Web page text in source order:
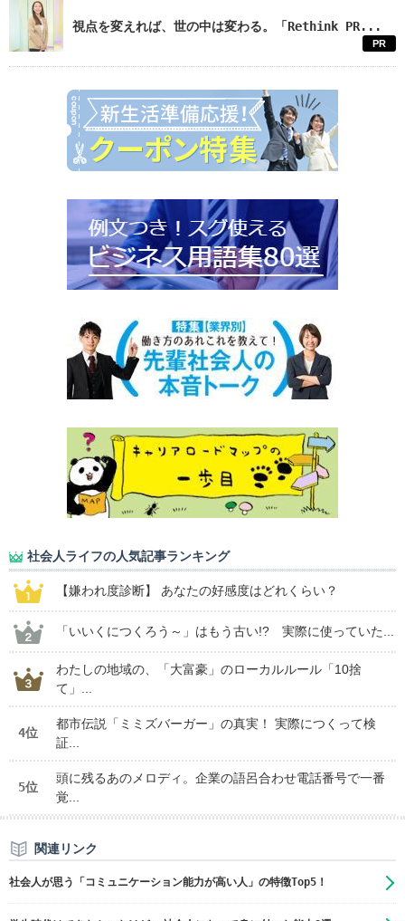
視点を変えれば、世の中は変わる。「Rethink PR...
PR
社会人ライフの人気記事ランキング
【嫌われ度診断】 あなたの好感度はどれくらい？
「いいくにつくろう～」はもう古い!? 実際に使っていた...
わたしの地域の、「大富豪」のローカルルール「10捨
て」...
4位
都市伝説「ミミズバーガー」の真実！ 実際につくって検
証...
5位
頭に残るあのメロディ。企業の語呂合わせ電話番号で一番
覚...
関連リンク
社会人が思う「コミュニケーション能力が高い人」の特徴Top5！